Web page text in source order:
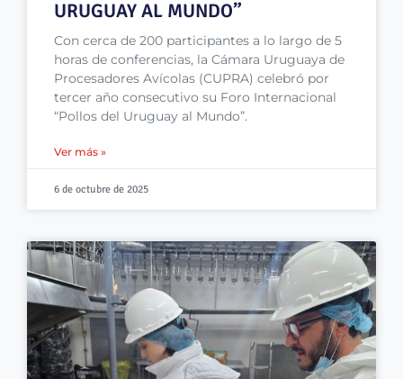
URUGUAY AL MUNDO”
Con cerca de 200 participantes a lo largo de 5
horas de conferencias, la Cámara Uruguaya de
Procesadores Avícolas (CUPRA) celebró por
tercer año consecutivo su Foro Internacional
“Pollos del Uruguay al Mundo”.
Ver más »
6 de octubre de 2025